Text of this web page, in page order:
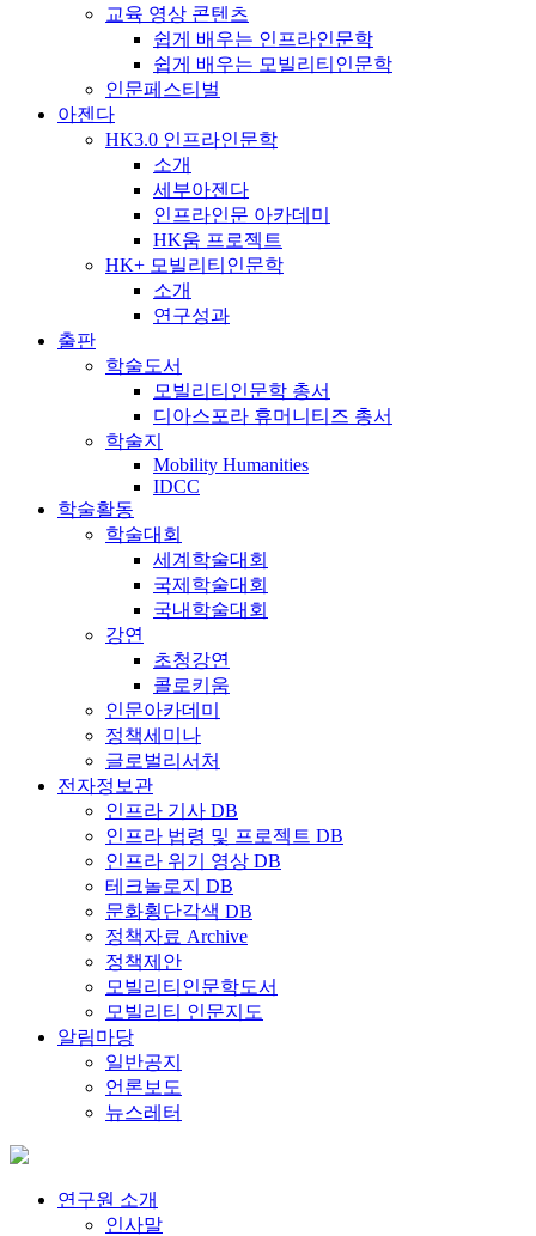
교육 영상 콘텐츠
쉽게 배우는 인프라인문학
쉽게 배우는 모빌리티인문학
인문페스티벌
아젠다
HK3.0 인프라인문학
소개
세부아젠다
인프라인문 아카데미
HK움 프로젝트
HK+ 모빌리티인문학
소개
연구성과
출판
학술도서
모빌리티인문학 총서
디아스포라 휴머니티즈 총서
학술지
Mobility Humanities
IDCC
학술활동
학술대회
세계학술대회
국제학술대회
국내학술대회
강연
초청강연
콜로키움
인문아카데미
정책세미나
글로벌리서처
전자정보관
인프라 기사 DB
인프라 법령 및 프로젝트 DB
인프라 위기 영상 DB
테크놀로지 DB
문화횡단각색 DB
정책자료 Archive
정책제안
모빌리티인문학도서
모빌리티 인문지도
알림마당
일반공지
언론보도
뉴스레터
연구원 소개
인사말